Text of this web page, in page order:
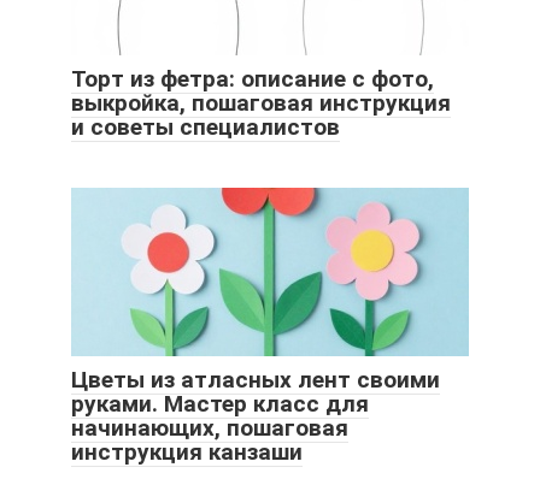
Торт из фетра: описание с фото,
выкройка, пошаговая инструкция
и советы специалистов
Цветы из атласных лент своими
руками. Мастер класс для
начинающих, пошаговая
инструкция канзаши